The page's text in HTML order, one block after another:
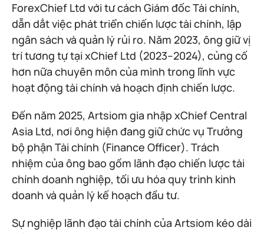
ForexChief Ltd với tư cách Giám đốc Tài chính,
dẫn dắt việc phát triển chiến lược tài chính, lập
ngân sách và quản lý rủi ro. Năm 2023, ông giữ vị
trí tương tự tại xChief Ltd (2023–2024), củng cố
hơn nữa chuyên môn của mình trong lĩnh vực
hoạt động tài chính và hoạch định chiến lược.
Đến năm 2025, Artsiom gia nhập xChief Central
Asia Ltd, nơi ông hiện đang giữ chức vụ Trưởng
bộ phận Tài chính (Finance Officer). Trách
nhiệm của ông bao gồm lãnh đạo chiến lược tài
chính doanh nghiệp, tối ưu hóa quy trình kinh
doanh và quản lý kế hoạch đầu tư.
Sự nghiệp lãnh đạo tài chính của Artsiom kéo dài